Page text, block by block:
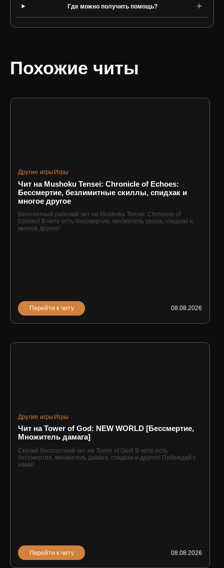
Где можно получить помощь?
Похожие читы
Другие игры Игры
Чит на Mushoku Tensei: Chronicle of Echoes:
Бессмертие, безлимитные скиллы, спидхак и
многое другое
Бесплатный рабочий чит на Mushoku Tensei: Chronicle of
Echoes! В чите есть бессмертие, множитель урона, спидхак и
многое другое!
Перейти к читу 08.08.2026
Другие игры Игры
Чит на Tower of God: NEW WORLD [Бессмертие,
Множитель дамага]
Скачай бесплатный чит на Tower of God! В чите есть
бессмертие, множитель дамага, спидхак и другое! Побеждай с
нами!
Перейти к читу 08.08.2026